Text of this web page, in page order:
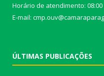
Horário de atendimento: 08:00
E-mail:
ÚLTIMAS PUBLICAÇÕES